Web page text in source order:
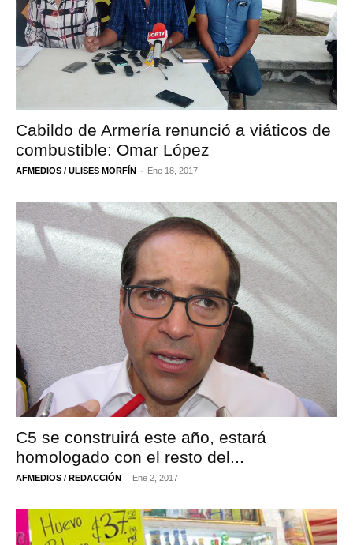
Cabildo de Armería renunció a viáticos de
combustible: Omar López
AFMEDIOS / ULISES MORFÍN - Ene 18, 2017
C5 se construirá este año, estará
homologado con el resto del...
AFMEDIOS / REDACCIÓN - Ene 2, 2017